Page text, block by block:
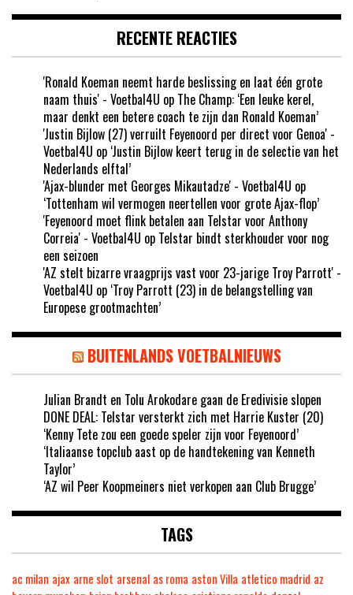
RECENTE REACTIES
'Ronald Koeman neemt harde beslissing en laat één grote
naam thuis' - Voetbal4U op The Champ: ‘Een leuke kerel,
maar denkt een betere coach te zijn dan Ronald Koeman’
'Justin Bijlow (27) verruilt Feyenoord per direct voor Genoa' -
Voetbal4U op ‘Justin Bijlow keert terug in de selectie van het
Nederlands elftal’
'Ajax-blunder met Georges Mikautadze' - Voetbal4U op
‘Tottenham wil vermogen neertellen voor grote Ajax-flop’
'Feyenoord moet flink betalen aan Telstar voor Anthony
Correia' - Voetbal4U op Telstar bindt sterkhouder voor nog
een seizoen
'AZ stelt bizarre vraagprijs vast voor 23-jarige Troy Parrott' -
Voetbal4U op ‘Troy Parrott (23) in de belangstelling van
Europese grootmachten’
BUITENLANDS VOETBALNIEUWS
Julian Brandt en Tolu Arokodare gaan de Eredivisie slopen
DONE DEAL: Telstar versterkt zich met Harrie Kuster (20)
‘Kenny Tete zou een goede speler zijn voor Feyenoord’
‘Italiaanse topclub aast op de handtekening van Kenneth
Taylor’
‘AZ wil Peer Koopmeiners niet verkopen aan Club Brugge’
TAGS
ac milan ajax arne slot arsenal as roma aston Villa atletico madrid az